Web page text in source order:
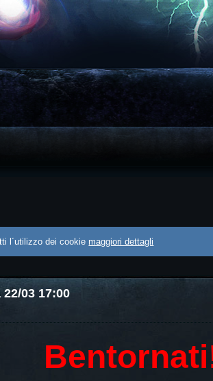
l´utilizzo dei cookie maggiori dettagli
03 17:00